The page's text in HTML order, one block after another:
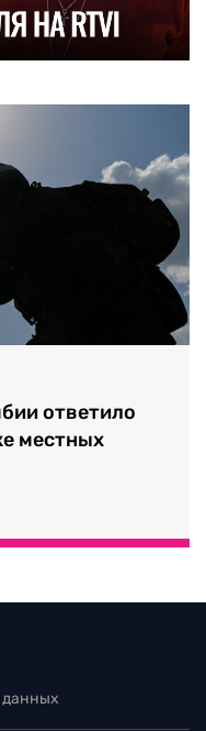
ответило
местных
данных